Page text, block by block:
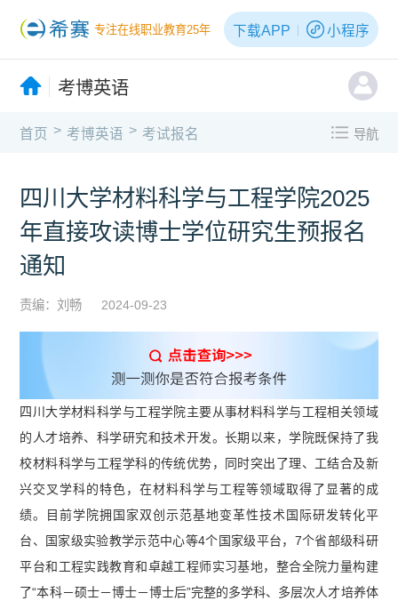
专注在线职业教育25年 下载APP 小程序
考博英语
首页 > 考博英语 > 考试报名 导航
四川大学材料科学与工程学院2025
年直接攻读博士学位研究生预报名
通知
责编：刘畅 2024-09-23
四川大学材料科学与工程学院主要从事材料科学与工程相关领域
的人才培养、科学研究和技术开发。长期以来，学院既保持了我
校材料科学与工程学科的传统优势，同时突出了理、工结合及新
兴交叉学科的特色，在材料科学与工程等领域取得了显著的成
绩。目前学院拥国家双创示范基地变革性技术国际研发转化平
台、国家级实验教学示范中心等4个国家级平台，7个省部级科研
平台和工程实践教育和卓越工程师实习基地，整合全院力量构建
了“本科－硕士－博士－博士后”完整的多学科、多层次人才培养体